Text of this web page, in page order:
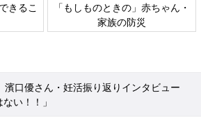
きるこ
「もしものときの」赤ちゃん・
家族の防災
濱口優さん・妊活振り返りインタビュー
い！！」